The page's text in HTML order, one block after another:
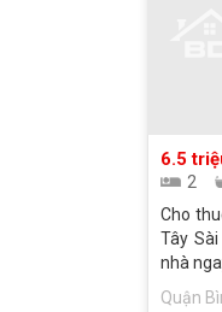
6.5
2
Cho
Tây
nhà
Quận